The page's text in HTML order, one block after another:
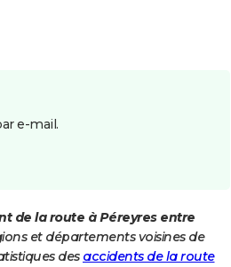
e-mail.
de la route à Péreyres entre
et départements voisines de
des accidents de la route